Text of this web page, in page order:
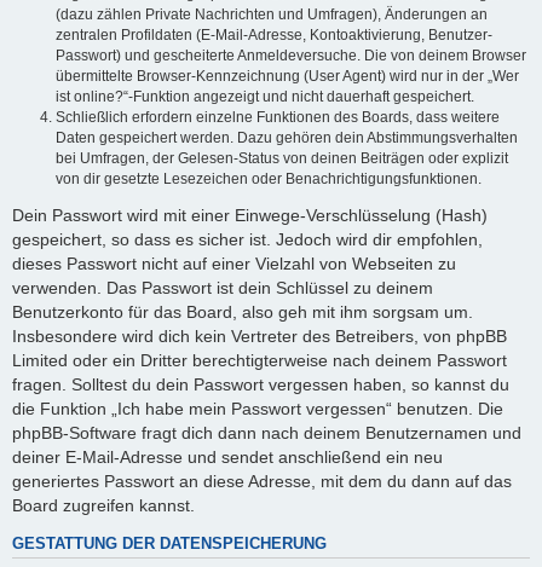
(dazu zählen Private Nachrichten und Umfragen), Änderungen an
zentralen Profildaten (E-Mail-Adresse, Kontoaktivierung, Benutzer-
Passwort) und gescheiterte Anmeldeversuche. Die von deinem Browser
übermittelte Browser-Kennzeichnung (User Agent) wird nur in der „Wer
ist online?“-Funktion angezeigt und nicht dauerhaft gespeichert.
Schließlich erfordern einzelne Funktionen des Boards, dass weitere
Daten gespeichert werden. Dazu gehören dein Abstimmungsverhalten
bei Umfragen, der Gelesen-Status von deinen Beiträgen oder explizit
von dir gesetzte Lesezeichen oder Benachrichtigungsfunktionen.
Dein Passwort wird mit einer Einwege-Verschlüsselung (Hash)
gespeichert, so dass es sicher ist. Jedoch wird dir empfohlen,
dieses Passwort nicht auf einer Vielzahl von Webseiten zu
verwenden. Das Passwort ist dein Schlüssel zu deinem
Benutzerkonto für das Board, also geh mit ihm sorgsam um.
Insbesondere wird dich kein Vertreter des Betreibers, von phpBB
Limited oder ein Dritter berechtigterweise nach deinem Passwort
fragen. Solltest du dein Passwort vergessen haben, so kannst du
die Funktion „Ich habe mein Passwort vergessen“ benutzen. Die
phpBB-Software fragt dich dann nach deinem Benutzernamen und
deiner E-Mail-Adresse und sendet anschließend ein neu
generiertes Passwort an diese Adresse, mit dem du dann auf das
Board zugreifen kannst.
GESTATTUNG DER DATENSPEICHERUNG